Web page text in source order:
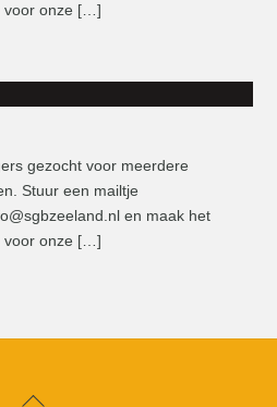
voor onze […]
gezocht voor meerdere
Stuur een mailtje
en maak het
voor onze […]
Back